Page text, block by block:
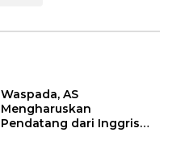
Waspada, AS
Mengharuskan
Pendatang dari Inggris